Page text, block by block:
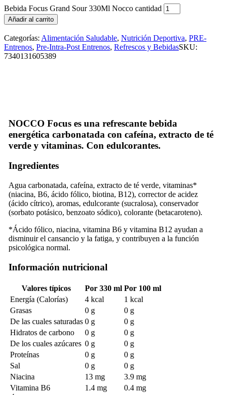
Bebida Focus Grand Sour 330Ml Nocco cantidad
Añadir al carrito
Categorías: Alimentación Saludable, Nutrición Deportiva, PRE-
Entrenos, Pre-Intra-Post Entrenos, Refrescos y BebidasSKU:
7340131605389
NOCCO Focus es una refrescante bebida
energética carbonatada con cafeína, extracto de té
verde y vitaminas. Con edulcorantes.
Ingredientes
Agua carbonatada, cafeína, extracto de té verde, vitaminas*
(niacina, B6, ácido fólico, biotina, B12), corrector de acidez
(ácido cítrico), aromas, edulcorante (sucralosa), conservador
(sorbato potásico, benzoato sódico), colorante (betacaroteno).
*Ácido fólico, niacina, vitamina B6 y vitamina B12 ayudan a
disminuir el cansancio y la fatiga, y contribuyen a la función
psicológica normal.
Información nutricional
Valores típicos Por 330 ml Por 100 ml
Energía (Calorías)
4 kcal
1 kcal
Grasas
0 g
0 g
De las cuales saturadas 0 g
0 g
Hidratos de carbono
0 g
0 g
De los cuales azúcares 0 g
0 g
Proteínas
0 g
0 g
Sal
0 g
0 g
Niacina
13 mg
3.9 mg
Vitamina B6
1.4 mg
0.4 mg